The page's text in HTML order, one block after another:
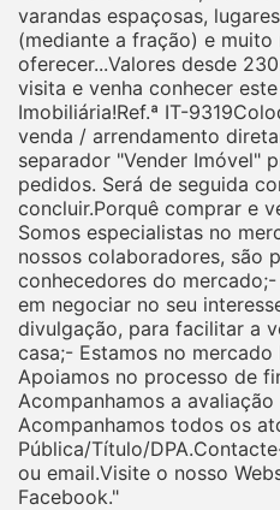
varandas espaçosas,
(mediante a fração) e muito
oferecer...Valores desde
visita e venha conhecer
Imobiliária!Ref.ª IT-
venda / arrendamento
separador "Vender Imóvel"
pedidos. Será de seguida
concluir.Porquê comprar e
Somos especialistas no
nossos colaboradores, são
conhecedores do
em negociar no seu
divulgação, para facilitar a
casa;- Estamos no
Apoiamos no processo de
Acompanhamos a
Acompanhamos todos os
Pública/Título/
ou email.Visite o nosso
Facebook."